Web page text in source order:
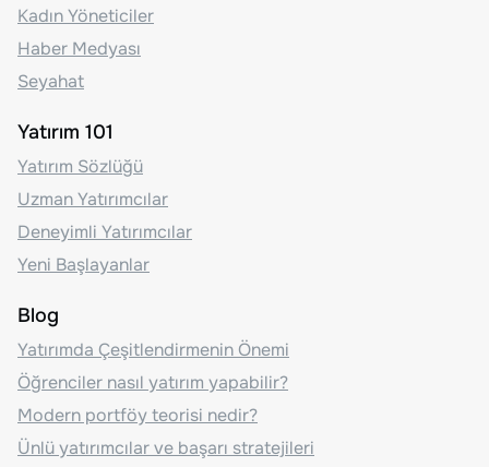
Kadın Yöneticiler
Haber Medyası
Seyahat
Yatırım 101
Yatırım Sözlüğü
Uzman Yatırımcılar
Deneyimli Yatırımcılar
Yeni Başlayanlar
Blog
Yatırımda Çeşitlendirmenin Önemi
Öğrenciler nasıl yatırım yapabilir?
Modern portföy teorisi nedir?
Ünlü yatırımcılar ve başarı stratejileri